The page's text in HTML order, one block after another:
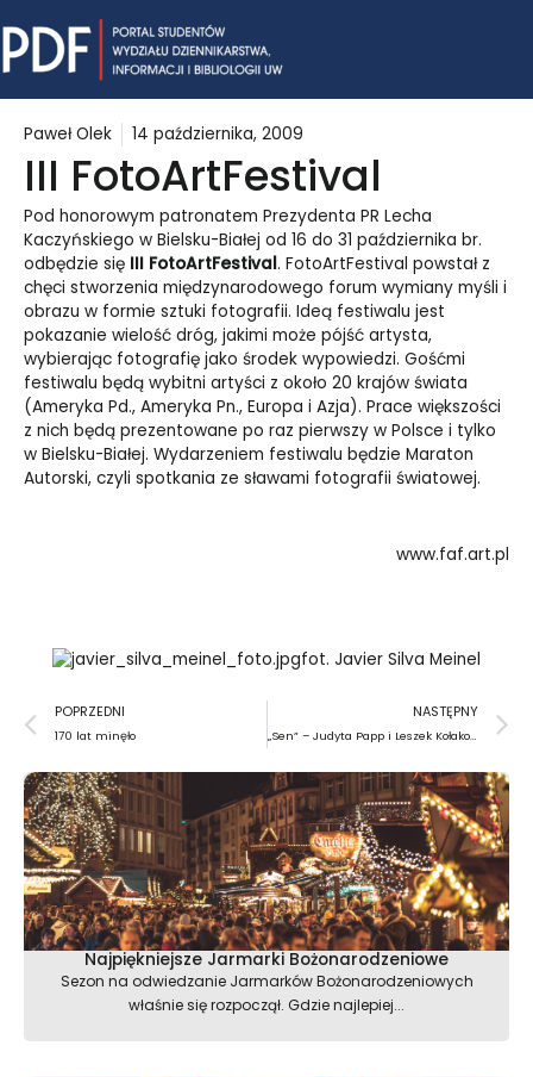
to
content
Paweł Olek 14 października, 2009
III FotoArtFestival
Pod honorowym patronatem Prezydenta PR Lecha
Kaczyńskiego w Bielsku-Białej od 16 do 31 października br.
odbędzie się III FotoArtFestival. FotoArtFestival powstał z
chęci stworzenia międzynarodowego forum wymiany myśli i
obrazu w formie sztuki fotografii. Ideą festiwalu jest
pokazanie wielość dróg, jakimi może pójść artysta,
wybierając fotografię jako środek wypowiedzi. Gośćmi
festiwalu będą wybitni artyści z około 20 krajów świata
(Ameryka Pd., Ameryka Pn., Europa i Azja). Prace większości
z nich będą prezentowane po raz pierwszy w Polsce i tylko
w Bielsku-Białej. Wydarzeniem festiwalu będzie Maraton
Autorski, czyli spotkania ze sławami fotografii światowej.
www.faf.art.pl
fot. Javier Silva Meinel
Prev
POPRZEDNI
170 lat minęło
NASTĘPNY
„Sen” – Judyta Papp i Leszek Kołakowski
Najpiękniejsze Jarmarki Bożonarodzeniowe
Sezon na odwiedzanie Jarmarków Bożonarodzeniowych
właśnie się rozpoczął. Gdzie najlepiej...